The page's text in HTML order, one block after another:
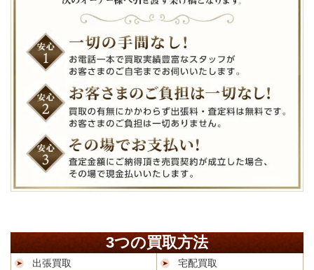
3つの買取方法
出張買取
宅配買取